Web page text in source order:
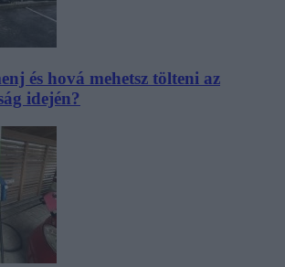
és hová mehetsz tölteni az
idején?